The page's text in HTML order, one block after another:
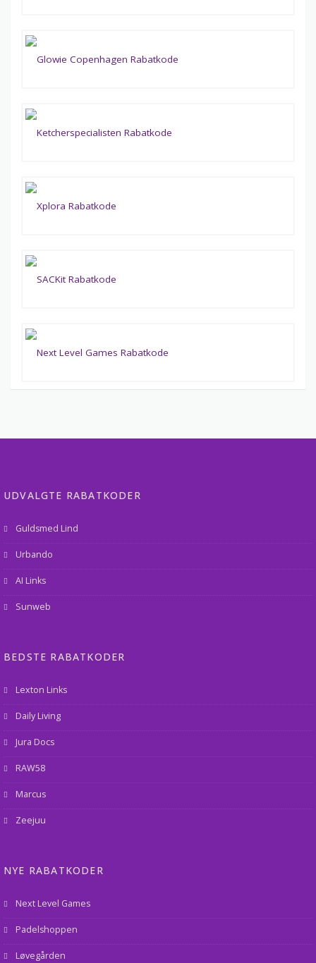
UDVALGTE RABATKODER
Guldsmed Lind
Urbando
AI Links
Sunweb
BEDSTE RABATKODER
Lexton Links
Daily Living
Jura Docs
RAW58
Marcus
Zeejuu
NYE RABATKODER
Next Level Games
Padelshoppen
Løvegården